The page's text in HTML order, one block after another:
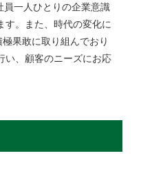
一人ひとりの企業意識
す。また、時代の変化に
果敢に取り組んでおり
い、顧客のニーズにお応